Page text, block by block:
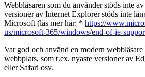
Webbläsaren som du använder stöds inte
versioner av Internet Explorer stöds inte
Microsoft (läs mer här: * https://
us/microsoft-365/windows/end-of-ie-
Var god och använd en modern
webbplats, som t.ex. nyaste versioner av
eller Safari osv.